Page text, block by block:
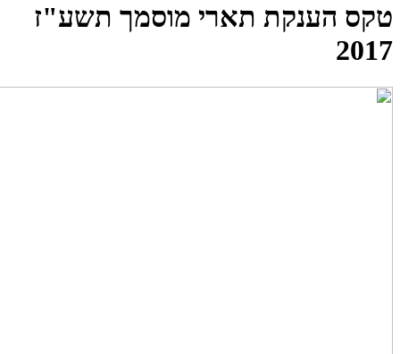
טקס הענקת תארי מוסמך תשע"ז
2017